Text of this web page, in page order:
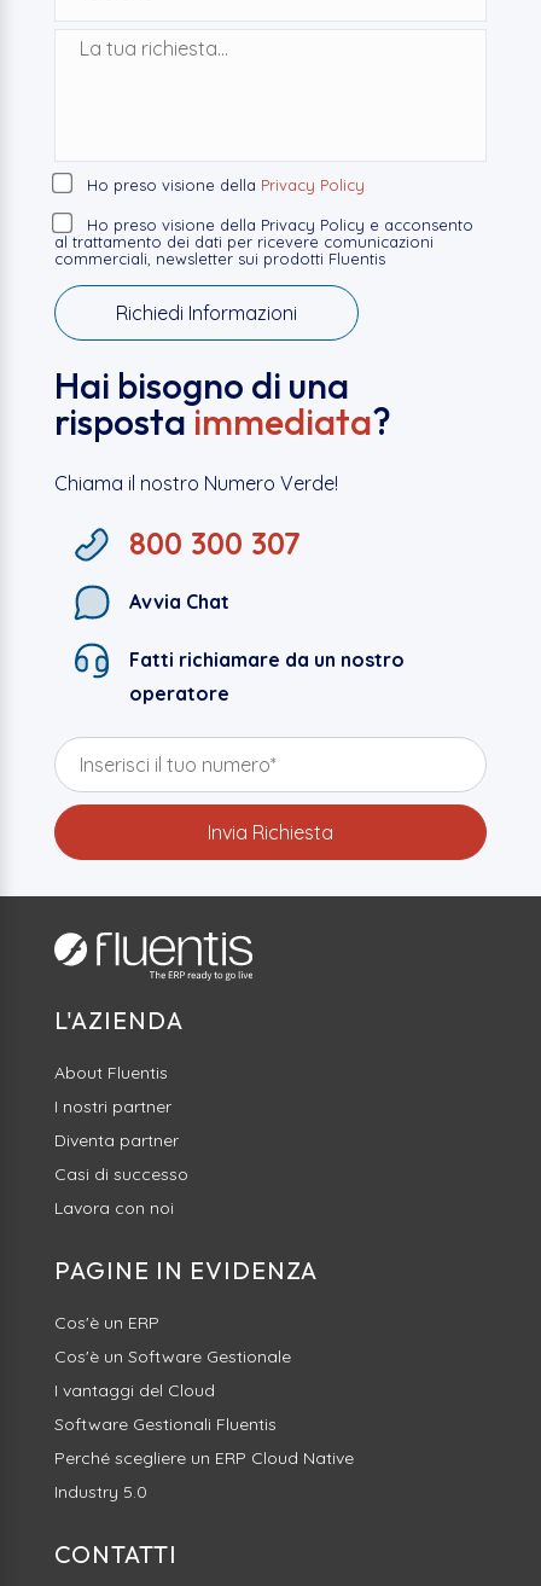
Ho preso visione della Privacy Policy
Ho preso visione della Privacy Policy e acconsento
al trattamento dei dati per ricevere comunicazioni
commerciali, newsletter sui prodotti Fluentis
Hai bisogno di una
rispostaimmediata?
Chiama il nostro Numero Verde!
800 300 307
Avvia Chat
Fatti richiamare da un nostro
operatore
L'AZIENDA
About Fluentis
I nostri partner
Diventa partner
Casi di successo
Lavora con noi
PAGINE IN EVIDENZA
Cos'è un ERP
Cos'è un Software Gestionale
I vantaggi del Cloud
Software Gestionali Fluentis
Perché scegliere un ERP Cloud Native
Industry 5.0
CONTATTI